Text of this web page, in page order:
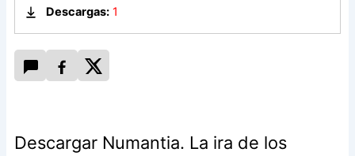
epopeya, batallas, violencia, traiciones e intrigas
Descargas: 1
Descargar Numantia. La ira de los